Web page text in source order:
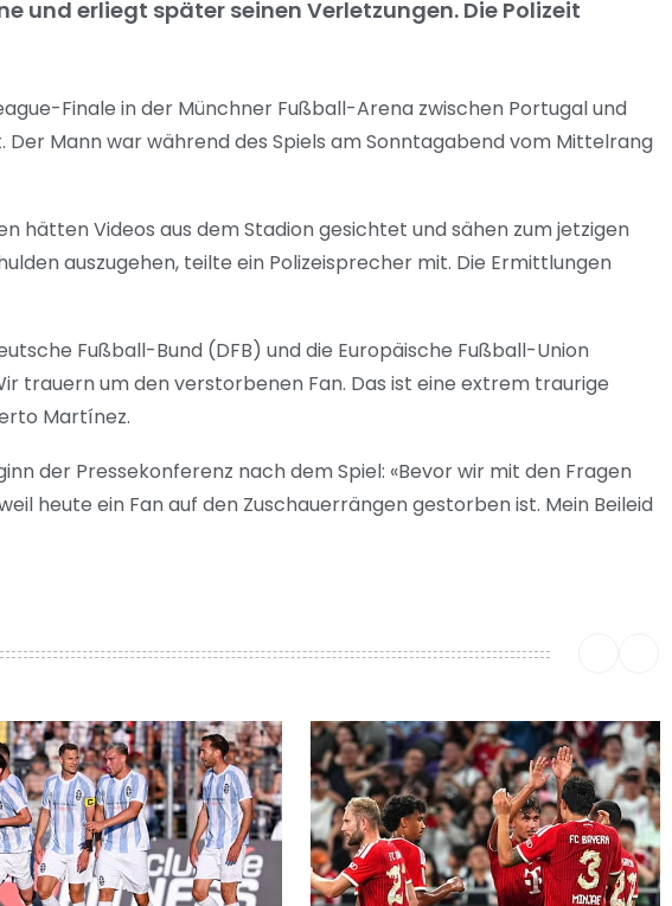
und erliegt später seinen Verletzungen. Die Polizeit
Finale in der Münchner Fußball-Arena zwischen Portugal und
Mann war während des Spiels am Sonntagabend vom Mittelrang
hätten Videos aus dem Stadion gesichtet und sähen zum jetzigen
auszugehen, teilte ein Polizeisprecher mit. Die Ermittlungen
Fußball-Bund (DFB) und die Europäische Fußball-Union
trauern um den verstorbenen Fan. Das ist eine extrem traurige
Martínez.
der Pressekonferenz nach dem Spiel: «Bevor wir mit den Fragen
heute ein Fan auf den Zuschauerrängen gestorben ist. Mein Beileid